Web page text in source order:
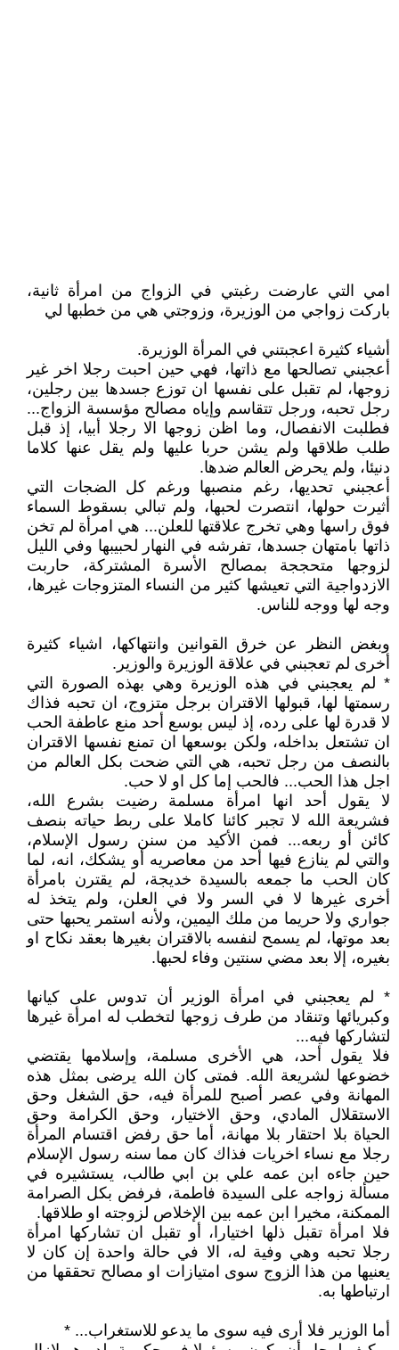
امي التي عارضت رغبتي في الزواج من امرأة ثانية،
باركت زواجي من الوزيرة، وزوجتي هي من خطبها لي
أشياء كثيرة اعجبتني في المرأة الوزيرة.
أعجبني تصالحها مع ذاتها، فهي حين احبت رجلا اخر غير
زوجها، لم تقبل على نفسها ان توزع جسدها بين رجلين،
رجل تحبه، ورجل تتقاسم وإياه مصالح مؤسسة الزواج...
فطلبت الانفصال، وما اظن زوجها الا رجلا أبيا، إذ قبل
طلب طلاقها ولم يشن حربا عليها ولم يقل عنها كلاما
دنيئا، ولم يحرض العالم ضدها.
أعجبني تحديها، رغم منصبها ورغم كل الضجات التي
أثيرت حولها، انتصرت لحبها، ولم تبالي بسقوط السماء
فوق راسها وهي تخرج علاقتها للعلن... هي امرأة لم تخن
ذاتها بامتهان جسدها، تفرشه في النهار لحبيبها وفي الليل
لزوجها متحججة بمصالح الأسرة المشتركة، حاربت
الازدواجية التي تعيشها كثير من النساء المتزوجات غيرها،
وجه لها ووجه للناس.
وبغض النظر عن خرق القوانين وانتهاكها، اشياء كثيرة
أخرى لم تعجبني في علاقة الوزيرة والوزير.
* لم يعجبني في هذه الوزيرة وهي بهذه الصورة التي
رسمتها لها، قبولها الاقتران برجل متزوج، ان تحبه فذاك
لا قدرة لها على رده، إذ ليس بوسع أحد منع عاطفة الحب
ان تشتعل بداخله، ولكن بوسعها ان تمنع نفسها الاقتران
بالنصف من رجل تحبه، هي التي ضحت بكل العالم من
اجل هذا الحب... فالحب إما كل او لا حب.
لا يقول أحد انها امرأة مسلمة رضيت بشرع الله،
فشريعة الله لا تجبر كائنا كاملا على ربط حياته بنصف
كائن أو ربعه... فمن الأكيد من سنن رسول الإسلام،
والتي لم ينازع فيها أحد من معاصريه أو يشكك، انه، لما
كان الحب ما جمعه بالسيدة خديجة، لم يقترن بامرأة
أخرى غيرها لا في السر ولا في العلن، ولم يتخذ له
جواري ولا حريما من ملك اليمين، ولأنه استمر يحبها حتى
بعد موتها، لم يسمح لنفسه بالاقتران بغيرها بعقد نكاح او
بغيره، إلا بعد مضي سنتين وفاء لحبها.
* لم يعجبني في امرأة الوزير أن تدوس على كيانها
وكبريائها وتنقاد من طرف زوجها لتخطب له امرأة غيرها
لتشاركها فيه...
فلا يقول أحد، هي الأخرى مسلمة، وإسلامها يقتضي
خضوعها لشريعة الله. فمتى كان الله يرضى بمثل هذه
المهانة وفي عصر أصبح للمرأة فيه، حق الشغل وحق
الاستقلال المادي، وحق الاختيار، وحق الكرامة وحق
الحياة بلا احتقار بلا مهانة، أما حق رفض اقتسام المرأة
رجلا مع نساء اخريات فذاك كان مما سنه رسول الإسلام
حين جاءه ابن عمه علي بن ابي طالب، يستشيره في
مسألة زواجه على السيدة فاطمة، فرفض بكل الصرامة
الممكنة، مخيرا ابن عمه بين الإخلاص لزوجته او طلاقها.
فلا امرأة تقبل ذلها اختيارا، أو تقبل ان تشاركها امرأة
رجلا تحبه وهي وفية له، الا في حالة واحدة إن كان لا
يعنيها من هذا الزوج سوى امتيازات او مصالح تحققها من
ارتباطها به.
أما الوزير فلا أرى فيه سوى ما يدعو للاستغراب... *